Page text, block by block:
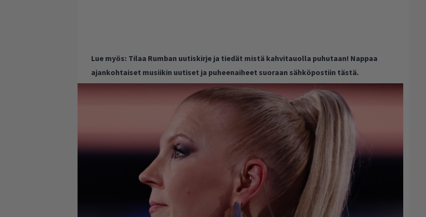
Lue myös: Tilaa Rumban uutiskirje ja tiedät mistä kahvitauolla puhutaan! Nappaa
ajankohtaiset musiikin uutiset ja puheenaiheet suoraan sähköpostiin tästä.